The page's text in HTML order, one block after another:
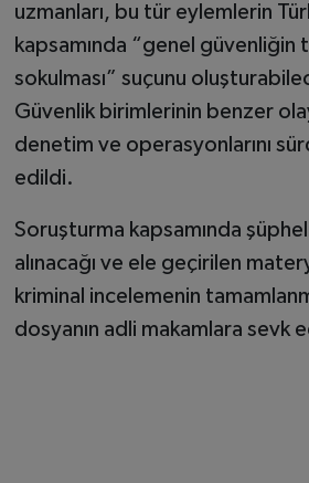
uzmanları, bu tür eylemlerin
kapsamında “genel güvenliğin
sokulması” suçunu
Güvenlik birimlerinin benzer
denetim ve operasyonlarını
edildi.
Soruşturma kapsamında
alınacağı ve ele geçirilen
kriminal incelemenin
dosyanın adli makamlara sevk